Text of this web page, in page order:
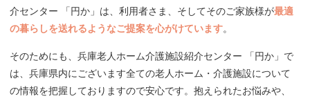
介センター 「円か」は、利用者さま、そしてそのご家族様が最適
の暮らしを送れるようなご提案を心がけています。
そのためにも、兵庫老人ホーム介護施設紹介センター 「円か」で
は、兵庫県内にございます全ての老人ホーム・介護施設について
の情報を把握しておりますので安心です。抱えられたお悩みや、